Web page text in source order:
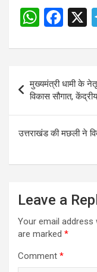
PostW
at
s
A
p
p
F
ce
b
o
o
k
navigation
मुख्यमंत्री धामी के
विकास सौगात,
उत्तराखंड की मछली ने
Leave a
Your email address
are marked *
Comment *